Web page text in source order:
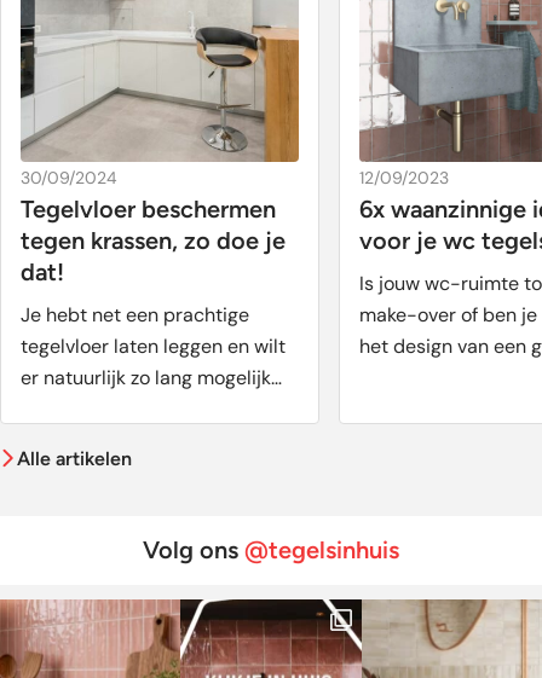
30/09/2024
Tegelvloer beschermen
tegen krassen, zo doe je
dat!
Je hebt net een prachtige
tegelvloer laten leggen en wilt
er natuurlijk zo lang mogelijk
12/09/2023
6x waanzinnige
voor je wc
Is jouw wc-ruimte
make-over of ben
het design van een
ruimte gaat is dit je
kans om te
met kleur en
wc tegels maak je
Wij hebben de
Alle artikelen
Volg ons @tegelsinhuis